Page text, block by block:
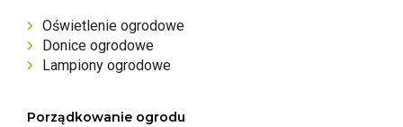
Oświetlenie ogrodowe
Donice ogrodowe
Lampiony ogrodowe
Porządkowanie ogrodu